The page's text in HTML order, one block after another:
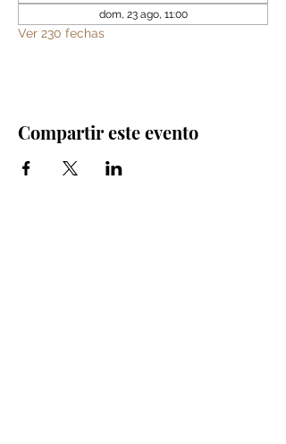
dom, 23 ago, 11:00
Ver 230 fechas
Compartir este evento